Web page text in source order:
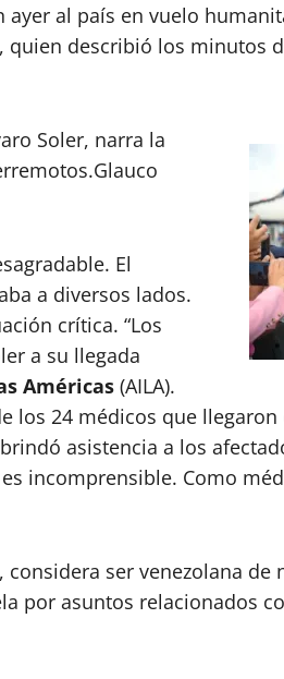
ayer al país en vuelo
describió los minutos
Soler, narra la
Glauco
El
a diversos lados.
crítica. “Los
a su llegada
Américas (AILA).
los 24 médicos que
asistencia a los
incomprensible. Como
considera ser venezolana
por asuntos relacionados